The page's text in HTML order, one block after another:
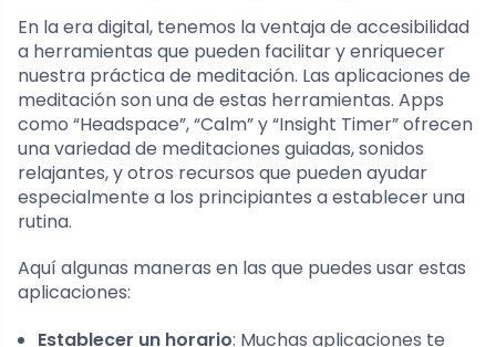
En la era digital, tenemos la ventaja de accesibilidad
a herramientas que pueden facilitar y enriquecer
nuestra práctica de meditación. Las aplicaciones de
meditación son una de estas herramientas. Apps
como “Headspace”, “Calm” y “Insight Timer” ofrecen
una variedad de meditaciones guiadas, sonidos
relajantes, y otros recursos que pueden ayudar
especialmente a los principiantes a establecer una
rutina.
Aquí algunas maneras en las que puedes usar estas
aplicaciones:
Establecer un horario: Muchas aplicaciones te